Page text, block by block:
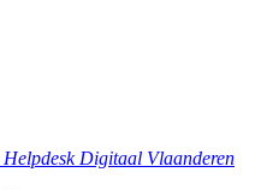
Helpdesk Digitaal Vlaanderen